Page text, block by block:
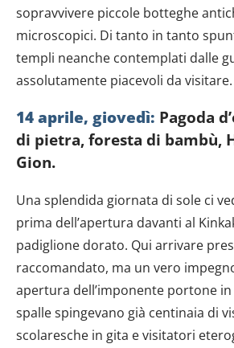
sopravvivere piccole botteghe
microscopici. Di tanto in tanto
templi neanche contemplati dalle
assolutamente piacevoli da visitare.
14 aprile, giovedì: Pagoda
di pietra, foresta di bambù,
Gion.
Una splendida giornata di sole ci
prima dell’apertura davanti al
padiglione dorato. Qui arrivare
raccomandato, ma un vero
apertura dell’imponente portone
spalle spingevano già centinaia di
scolaresche in gita e visitatori